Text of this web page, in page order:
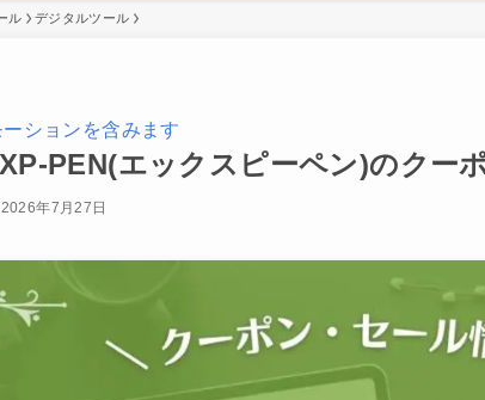
ル デジタルツール
ションを含みます
XP-PEN(エックスピーペン)のクー
2026年7月27日